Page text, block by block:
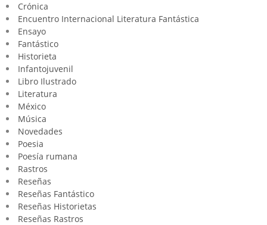
Crónica
Encuentro Internacional Literatura Fantástica
Ensayo
Fantástico
Historieta
Infantojuvenil
Libro Ilustrado
Literatura
México
Música
Novedades
Poesia
Poesía rumana
Rastros
Reseñas
Reseñas Fantástico
Reseñas Historietas
Reseñas Rastros